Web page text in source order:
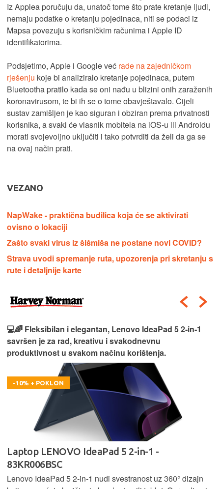
Iz Applea poručuju da, unatoč tome što prate kretanje ljudi,
nemaju podatke o kretanju pojedinaca, niti se podaci iz
Mapsa povezuju s korisničkim računima i Apple ID
identifikatorima.
Podsjetimo, Apple i Google već rade na zajedničkom
rješenju koje bi analiziralo kretanje pojedinaca, putem
Bluetootha pratilo kada se oni nađu u blizini onih zaraženih
koronavirusom, te bi ih se o tome obavještavalo. Cijeli
sustav zamišljen je kao siguran i obziran prema privatnosti
korisnika, a svaki će vlasnik mobitela na iOS-u ili Androidu
morati svojevoljno uključiti i tako potvrditi da želi da ga se
na ovaj način prati.
VEZANO
NapWake - praktična budilica koja će se aktivirati
ovisno o lokaciji
Zašto svaki virus iz šišmiša ne postane novi COVID?
Strava uvodi spremanje ruta, upozorenja pri skretanju s
rute i detaljnije karte
💻🌈 Fleksibilan i elegantan, Lenovo IdeaPad 5 2‑in‑1
savršen je za rad, kreativu i svakodnevnu
produktivnost u svakom načinu korištenja.
-10% + POKLON
Laptop LENOVO IdeaPad 5 2-in-1 -
83KR006BSC
Lenovo IdeaPad 5 2‑in‑1 nudi svestranost uz 360° dizajn